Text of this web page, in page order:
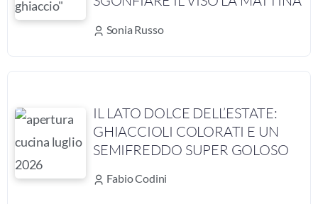
Sonia Russo
IL LATO DOLCE DELL’ESTATE:
GHIACCIOLI COLORATI E UN
SEMIFREDDO SUPER GOLOSO
Fabio Codini